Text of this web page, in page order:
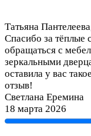
Татьяна
Спасибо за
обращаться с
зеркальными
оставила у вас
отзыв!
Светлана Еремина
18 марта 2026